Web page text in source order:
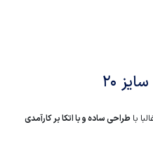
20
باطراحی ساده و با اتکا بر کارآمدی